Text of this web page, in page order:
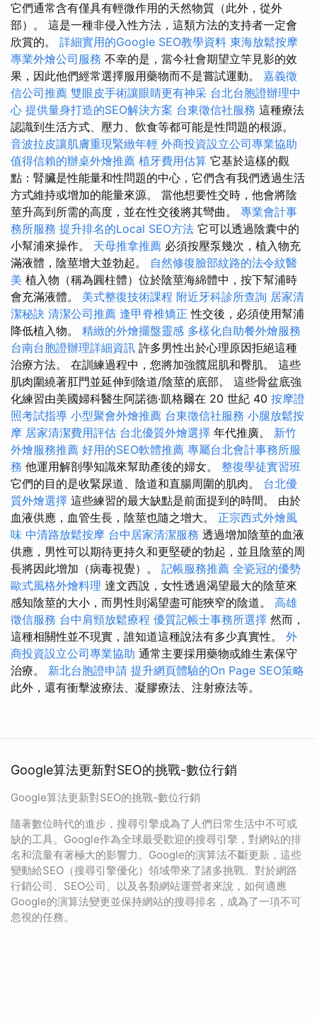
它們通常含有僅具有輕微作用的天然物質（此外，從外
部）。 這是一種非侵入性方法，這類方法的支持者一定會
欣賞的。 詳細實用的Google SEO教學資料 東海放鬆按摩
專業外燴公司服務 不幸的是，當今社會期望立竿見影的效
果，因此他們經常選擇服用藥物而不是嘗試運動。 嘉義徵
信公司推薦 雙眼皮手術讓眼睛更有神采 台北台胞證辦理中
心 提供量身打造的SEO解決方案 台東徵信社服務 這種療法
認識到生活方式、壓力、飲食等都可能是性問題的根源。
音波拉皮讓肌膚重現緊緻年輕 外商投資設立公司專業協助
值得信賴的辦桌外燴推薦 植牙費用估算 它基於這樣的觀
點：腎臟是性能量和性問題的中心，它們含有我們透過生活
方式維持或增加的能量來源。 當他想要性交時，他會將陰
莖升高到所需的高度，並在性交後將其彎曲。 專業會計事
務所服務 提升排名的Local SEO方法 它可以透過陰囊中的
小幫浦來操作。 天母推拿推薦 必須按壓泵幾次，植入物充
滿液體，陰莖增大並勃起。 自然修復臉部紋路的法令紋醫
美 植入物（稱為圓柱體）位於陰莖海綿體中，按下幫浦時
會充滿液體。 美式整復技術課程 附近牙科診所查詢 居家清
潔秘訣 清潔公司推薦 逢甲脊椎矯正性交後，必須使用幫浦
降低植入物。 精緻的外燴擺盤靈感 多樣化自助餐外燴服務
台南台胞證辦理詳細資訊 許多男性出於心理原因拒絕這種
治療方法。 在訓練過程中，您將加強髖屈肌和臀肌。 這些
肌肉圍繞著肛門並延伸到陰道/陰莖的底部。 這些骨盆底強
化練習由美國婦科醫生阿諾德·凱格爾在 20 世紀 40 按摩證
照考試指導 小型聚會外燴推薦 台東徵信社服務 小腿放鬆按
摩 居家清潔費用評估 台北優質外燴選擇 年代推廣。 新竹
外燴服務推薦 好用的SEO軟體推薦 專屬台北會計事務所服
務 他運用解剖學知識來幫助產後的婦女。 整復學徒實習班
它們的目的是收緊尿道、陰道和直腸周圍的肌肉。 台北優
質外燴選擇 這些練習的最大缺點是前面提到的時間。 由於
血液供應，血管生長，陰莖也隨之增大。 正宗西式外燴風
味 中清路放鬆按摩 台中居家清潔服務 透過增加陰莖的血液
供應，男性可以期待更持久和更堅硬的勃起，並且陰莖的周
長將因此增加（病毒視覺）。 記帳服務推薦 全瓷冠的優勢
歐式風格外燴料理 達文西說，女性透過渴望最大的陰莖來
感知陰莖的大小，而男性則渴望盡可能狹窄的陰道。 高雄
徵信服務 台中肩頸放鬆療程 優質記帳士事務所選擇 然而，
這種相關性並不現實，誰知道這種說法有多少真實性。 外
商投資設立公司專業協助 通常主要採用藥物或維生素保守
治療。 新北台胞證申請 提升網頁體驗的On Page SEO策略
此外，還有衝擊波療法、凝膠療法、注射療法等。
Google算法更新對SEO的挑戰-數位行銷
Google算法更新對SEO的挑戰-數位行銷
隨著數位時代的進步，搜尋引擎成為了人們日常生活中不可或
缺的工具。Google作為全球最受歡迎的搜尋引擎，對網站的排
名和流量有著極大的影響力。Google的演算法不斷更新，這些
變動給SEO（搜尋引擎優化）領域帶來了諸多挑戰。對於網路
行銷公司、SEO公司、以及各類網站運營者來說，如何適應
Google的演算法變更並保持網站的搜尋排名，成為了一項不可
忽視的任務。